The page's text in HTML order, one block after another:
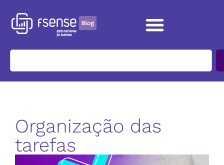
Organização das
tarefas